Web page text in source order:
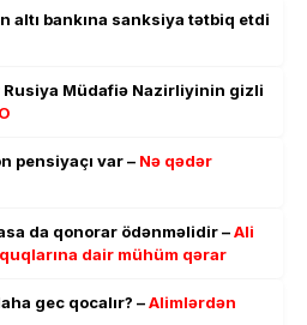
altı bankına sanksiya tətbiq etdi
Rusiya Müdafiə Nazirliyinin gizli
pensiyaçı var – Nə qədər
da qonorar ödənməlidir –Ali
dair mühüm qərar
gec qocalır? –Alimlərdən